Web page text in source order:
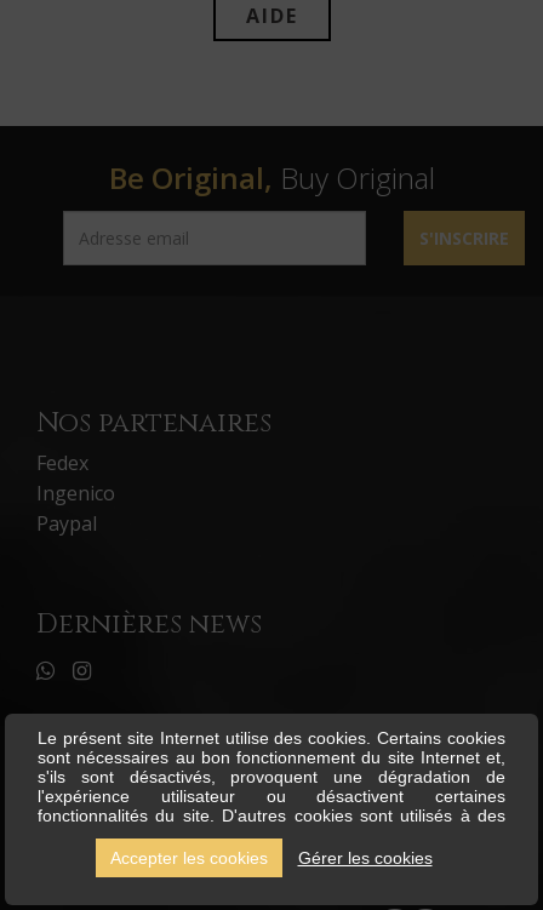
AIDE
Be Original, Buy Original
S'INSCRIRE
Nos partenaires
Fedex
Ingenico
Paypal
Dernières news
Le présent site Internet utilise des cookies. Certains cookies
sont nécessaires au bon fonctionnement du site Internet et,
s'ils sont désactivés, provoquent une dégradation de
l'expérience utilisateur ou désactivent certaines
fonctionnalités du site. D'autres cookies sont utilisés à des
fins d'analyse ou de marketing. Les cookies nous permettent
de personnaliser le contenu et les annonces, d'offrir des
fonctionnalités relatives aux médias sociaux et d'analyser
Accepter les cookies Gérer les cookies